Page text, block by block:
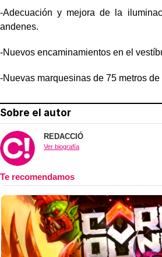
-Adecuación y mejora de la
andenes.
-Nuevos encaminamientos en el
-Nuevas marquesinas de 75 metros de
Sobre el autor
REDACCIÓ
Ver biografía